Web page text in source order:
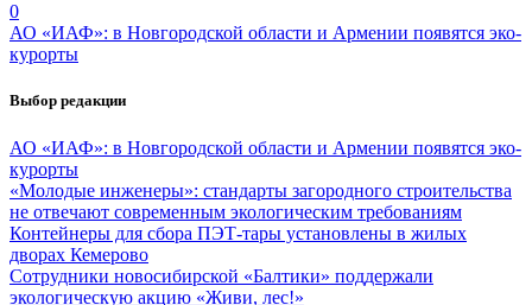
0
АО «ИАФ»: в Новгородской области и Армении появятся эко-
курорты
Выбор редакции
АО «ИАФ»: в Новгородской области и Армении появятся эко-
курорты
«Молодые инженеры»: стандарты загородного строительства
не отвечают современным экологическим требованиям
Контейнеры для сбора ПЭТ-тары установлены в жилых
дворах Кемерово
Сотрудники новосибирской «Балтики» поддержали
экологическую акцию «Живи, лес!»